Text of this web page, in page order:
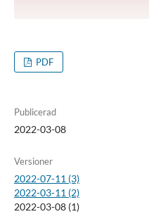
PDF
Publicerad
2022-03-08
Versioner
2022-07-11 (3)
2022-03-11 (2)
2022-03-08 (1)